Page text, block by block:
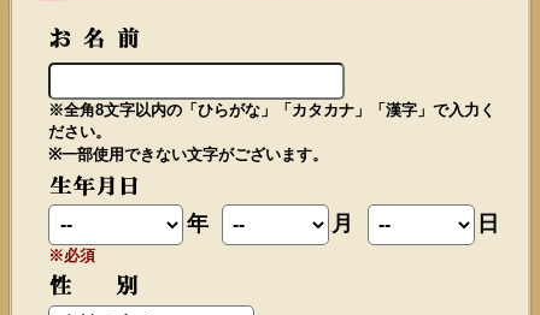
※全角8文字以内の「ひらがな」「カタカナ」「漢字」で入力く
ださい。
※一部使用できない文字がございます。
年 月 日
※必須